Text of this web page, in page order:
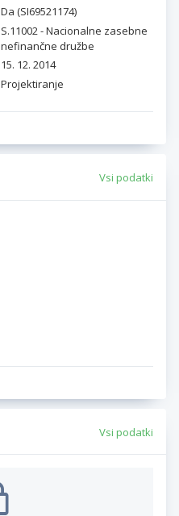
Da (SI69521174)
S.11002 - Nacionalne zasebne
nefinančne družbe
15. 12. 2014
Projektiranje
Vsi podatki
Vsi podatki